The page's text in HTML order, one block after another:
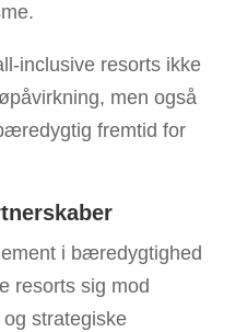
inclusive resorts ikke
men også
fremtid for
i bæredygtighed
resorts sig mod
strategiske